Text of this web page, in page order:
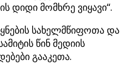
დიდი მომხრე ვიყავი“.
სახელმწიფოთა და
წინ მედიის
გააკეთა.